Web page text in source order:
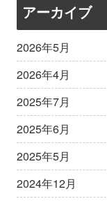
アーカイブ
2026年5月
2026年4月
2025年7月
2025年6月
2025年5月
2024年12月